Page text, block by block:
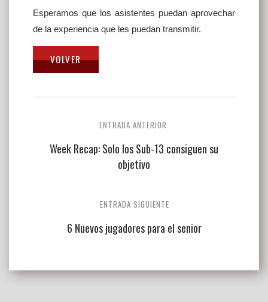
Esperamos que los asistentes puedan aprovechar
de la experiencia que les puedan transmitir.
ENTRADA ANTERIOR
Week Recap: Solo los Sub-13 consiguen su
objetivo
ENTRADA SIGUIENTE
6 Nuevos jugadores para el senior